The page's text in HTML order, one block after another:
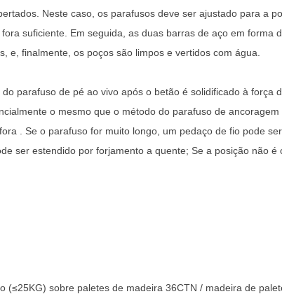
Neste caso, os parafusos deve ser ajustado para a
suficiente. Em seguida, as duas barras de aço em forma
e, finalmente, os poços são limpos e vertidos com água.
parafuso de pé ao vivo após o betão é solidificado à força
o mesmo que o método do parafuso de
. Se o parafuso for muito longo, um pedaço de fio pode
ser estendido por forjamento a quente; Se a posição não
(≤25KG) sobre paletes de madeira 36CTN / madeira de